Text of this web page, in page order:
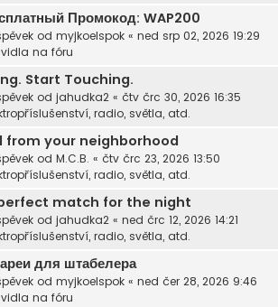
Промокод: WAP200
od myjkoelspok « ned srp 02, 2026 19:29
na fóru
Start Touching.
od jahudka2 « čtv črc 30, 2026 16:35
radio, světla, atd.
from your neighborhood
od M.C.B. « čtv črc 23, 2026 13:50
radio, světla, atd.
match for the night
od jahudka2 « ned črc 12, 2026 14:21
radio, světla, atd.
для штабелера
od myjkoelspok « ned čer 28, 2026 9:46
na fóru